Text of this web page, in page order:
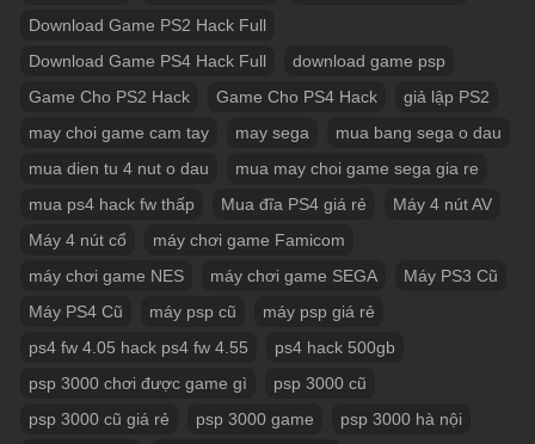
Download Game PS2 Hack Full
Download Game PS4 Hack Full
download game psp
Game Cho PS2 Hack
Game Cho PS4 Hack
giả lập PS2
may choi game cam tay
may sega
mua bang sega o dau
mua dien tu 4 nut o dau
mua may choi game sega gia re
mua ps4 hack fw thấp
Mua đĩa PS4 giá rẻ
Máy 4 nút AV
Máy 4 nút cổ
máy chơi game Famicom
máy chơi game NES
máy chơi game SEGA
Máy PS3 Cũ
Máy PS4 Cũ
máy psp cũ
máy psp giá rẻ
ps4 fw 4.05 hack ps4 fw 4.55
ps4 hack 500gb
psp 3000 chơi được game gì
psp 3000 cũ
psp 3000 cũ giá rẻ
psp 3000 game psp 3000 hà nội